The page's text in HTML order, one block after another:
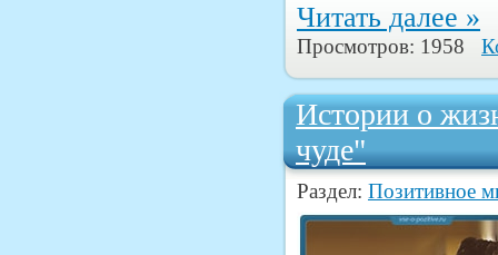
Читать далее »
Просмотров: 1958
Истории о
чуде"
Раздел: Позитивное